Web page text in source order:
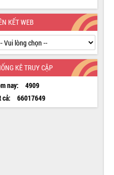
KẾT WEB
KÊ TRUY CẬP
nay:
4909
cả:
66017649